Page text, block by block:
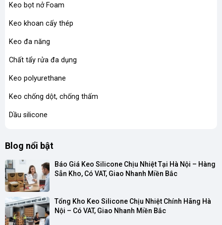
Keo bọt nở Foam
Keo khoan cấy thép
Keo đa năng
Chất tẩy rửa đa dụng
Keo polyurethane
Keo chống dột, chống thấm
Dầu silicone
Blog nổi bật
Báo Giá Keo Silicone Chịu Nhiệt Tại Hà Nội – Hàng
Sẵn Kho, Có VAT, Giao Nhanh Miền Bắc
Tổng Kho Keo Silicone Chịu Nhiệt Chính Hãng Hà
Nội – Có VAT, Giao Nhanh Miền Bắc